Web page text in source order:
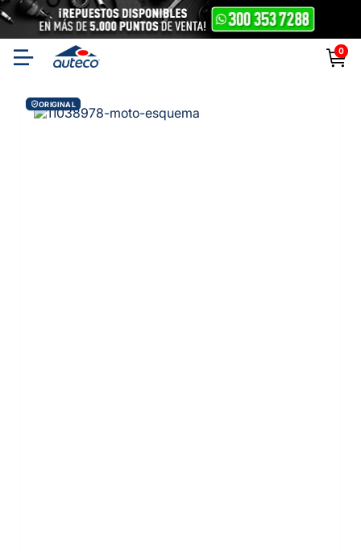
0
ORIGINAL